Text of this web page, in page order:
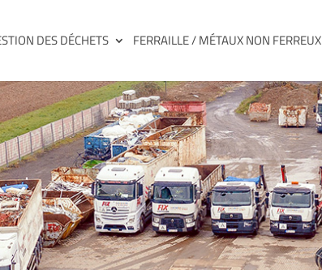
DES DÉCHETS FERRAILLE / MÉTAUX NON FERREUX